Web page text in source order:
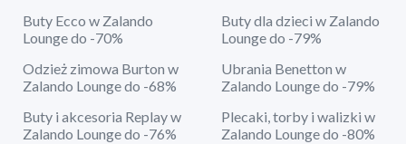
Buty Ecco w Zalando
Lounge do -70%
Buty dla dzieci w Zalando
Lounge do -79%
Odzież zimowa Burton w
Zalando Lounge do -68%
Ubrania Benetton w
Zalando Lounge do -79%
Buty i akcesoria Replay w
Zalando Lounge do -76%
Plecaki, torby i walizki w
Zalando Lounge do -80%